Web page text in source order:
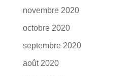
novembre 2020
octobre 2020
septembre 2020
août 2020